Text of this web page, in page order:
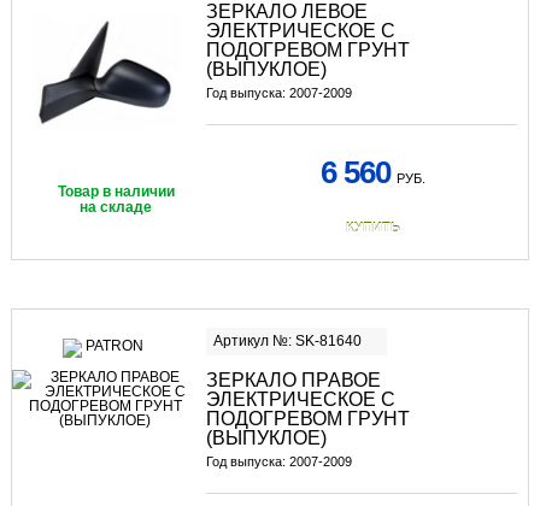
ЗЕРКАЛО ЛЕВОЕ
ЭЛЕКТРИЧЕСКОЕ С
ПОДОГРЕВОМ ГРУНТ
(ВЫПУКЛОЕ)
Год выпуска: 2007-2009
Товар в наличии
на складе
6 560 РУБ.
КУПИТЬ
Артикул №: SK-81640
ЗЕРКАЛО ПРАВОЕ
ЭЛЕКТРИЧЕСКОЕ С
ПОДОГРЕВОМ ГРУНТ
(ВЫПУКЛОЕ)
Год выпуска: 2007-2009